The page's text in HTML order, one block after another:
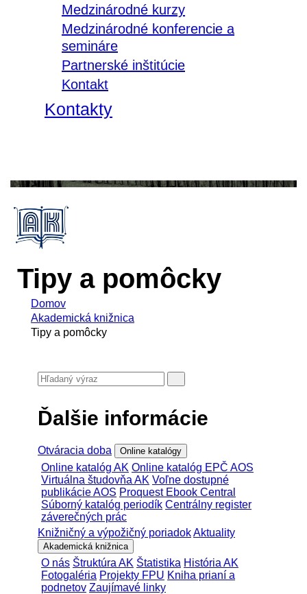
Medzinárodné kurzy
Medzinárodné konferencie a
semináre
Partnerské inštitúcie
Kontakt
Kontakty
Tipy a pomôcky
Domov
Akademická knižnica
Tipy a pomôcky
Ďalšie informácie
Otváracia doba Online katalógy
Online katalóg AK Online katalóg EPČ AOS
Virtuálna študovňa AK Voľne dostupné
publikácie AOS Proquest Ebook Central
Súborný katalóg periodík Centrálny register
záverečných prác
Knižničný a výpožičný poriadokAktuality
Akademická knižnica
O nás Štruktúra AK Štatistika História AK
Fotogaléria Projekty FPU Kniha prianí a
podnetov Zaujímavé linky